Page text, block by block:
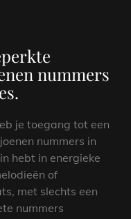
nummers
je toegang tot een
nummers in
hebt in energieke
of
met slechts een
nummers